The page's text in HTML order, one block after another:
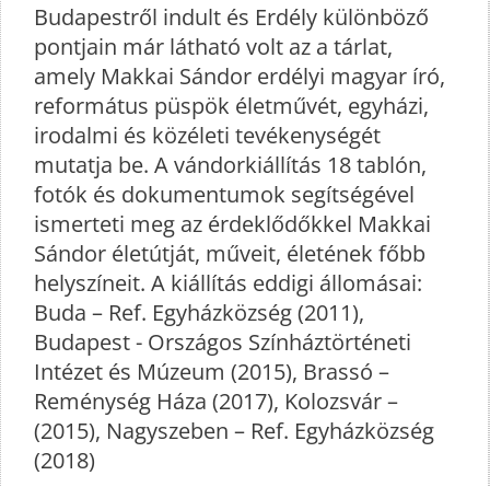
Budapestről indult és Erdély különböző
pontjain már látható volt az a tárlat,
amely Makkai Sándor erdélyi magyar író,
református püspök életművét, egyházi,
irodalmi és közéleti tevékenységét
mutatja be. A vándorkiállítás 18 tablón,
fotók és dokumentumok segítségével
ismerteti meg az érdeklődőkkel Makkai
Sándor életútját, műveit, életének főbb
helyszíneit. A kiállítás eddigi állomásai:
Buda – Ref. Egyházközség (2011),
Budapest - Országos Színháztörténeti
Intézet és Múzeum (2015), Brassó –
Reménység Háza (2017), Kolozsvár –
(2015), Nagyszeben – Ref. Egyházközség
(2018)